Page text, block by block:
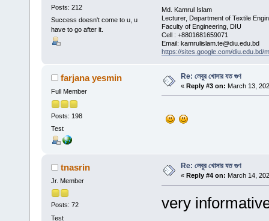
Posts: 212
Success doesn't come to u, u
have to go after it.
Md. Kamrul Islam
Lecturer, Department of Textile
Faculty of Engineering, DIU
Cell : +8801681659071
Email: kamrulislam.te@diu.edu.bd
https://sites.google.com/diu.edu.bd/
farjana yesmin
Full Member
Posts: 198
Test
Re: লেবুর খোসার যত গুণ
« Reply #3 on: March 13,
tnasrin
Jr. Member
Posts: 72
Test
Re: লেবুর খোসার যত গুণ
« Reply #4 on: March 14,
very